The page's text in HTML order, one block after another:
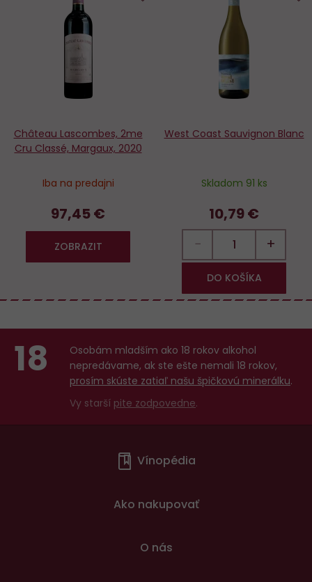
Château Lascombes, 2me
Cru Classé, Margaux, 2020
Iba na predajni
97,45 €
ZOBRAZIT
West Coast Sauvignon Blanc
Skladom 91 ks
10,79 €
− +
DO KOŠÍKA
18
Osobám mladším ako 18 rokov alkohol
nepredávame, ak ste ešte nemali 18 rokov,
prosím skúste zatiaľ našu špičkovú minerálku.
Vy starší pite zodpovedne.
Vínopédia
Ako nakupovať
O nás